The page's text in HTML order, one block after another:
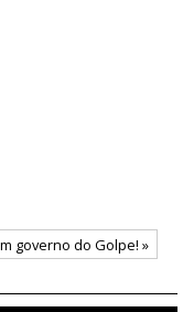
governo do Golpe! »